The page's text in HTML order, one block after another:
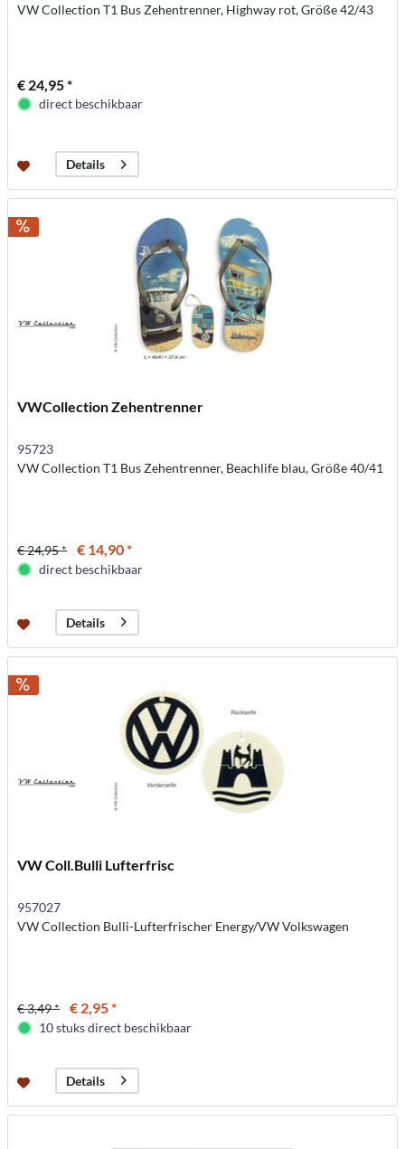
VW Collection T1 Bus Zehentrenner, Highway rot, Größe 42/43
€ 24,95 *
direct beschikbaar
Details
VWCollection Zehentrenner
95723
VW Collection T1 Bus Zehentrenner, Beachlife blau, Größe 40/41
€ 24,95 * € 14,90 *
direct beschikbaar
Details
VW Coll.Bulli Lufterfrisc
957027
VW Collection Bulli-Lufterfrischer Energy/VW Volkswagen
€ 3,49 * € 2,95 *
10 stuks direct beschikbaar
Details